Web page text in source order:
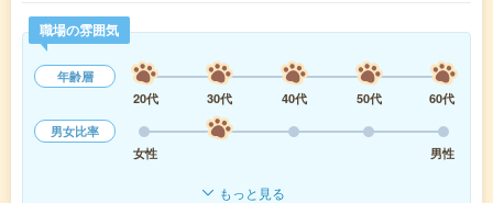
職場の雰囲気
年齢層
20代
30代 40代 50代
60代
男女比率
女性
男性
もっと見る